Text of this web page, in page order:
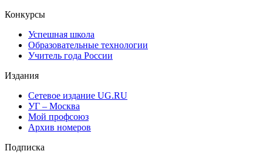
Конкурсы
Успешная школа
Образовательные технологии
Учитель года России
Издания
Сетевое издание UG.RU
УГ – Москва
Мой профсоюз
Архив номеров
Подписка